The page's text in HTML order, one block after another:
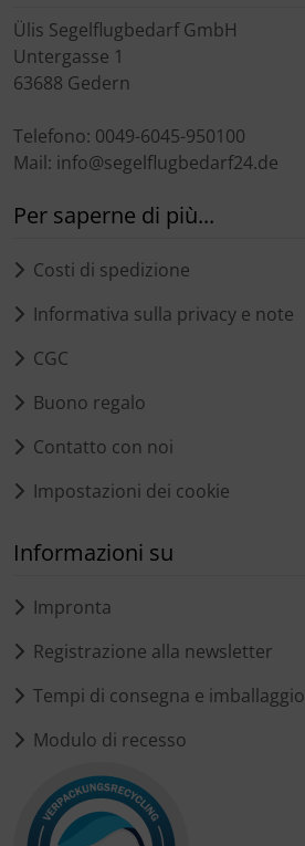
Ülis Segelflugbedarf GmbH
Untergasse 1
63688 Gedern
Telefono: 0049-6045-950100
Mail: info@segelflugbedarf24.de
Per saperne di più...
Costi di spedizione
Informativa sulla privacy e note
CGC
Buono regalo
Contatto con noi
Impostazioni dei cookie
Informazioni su
Impronta
Registrazione alla newsletter
Tempi di consegna e imballaggio
Modulo di recesso